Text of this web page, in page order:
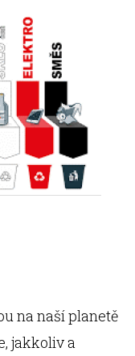
na naší planetě
jakkoliv a